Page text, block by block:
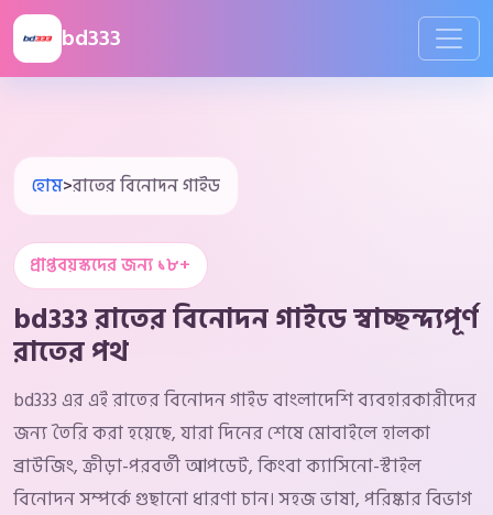
bd333
হোম>রাতের বিনোদন গাইড
প্রাপ্তবয়স্কদের জন্য ১৮+
bd333 রাতের বিনোদন গাইডে স্বাচ্ছন্দ্যপূর্ণ
রাতের পথ
bd333 এর এই রাতের বিনোদন গাইড বাংলাদেশি ব্যবহারকারীদের
জন্য তৈরি করা হয়েছে, যারা দিনের শেষে মোবাইলে হালকা
ব্রাউজিং, ক্রীড়া-পরবর্তী আপডেট, কিংবা ক্যাসিনো-স্টাইল
বিনোদন সম্পর্কে গুছানো ধারণা চান। সহজ ভাষা, পরিষ্কার বিভাগ